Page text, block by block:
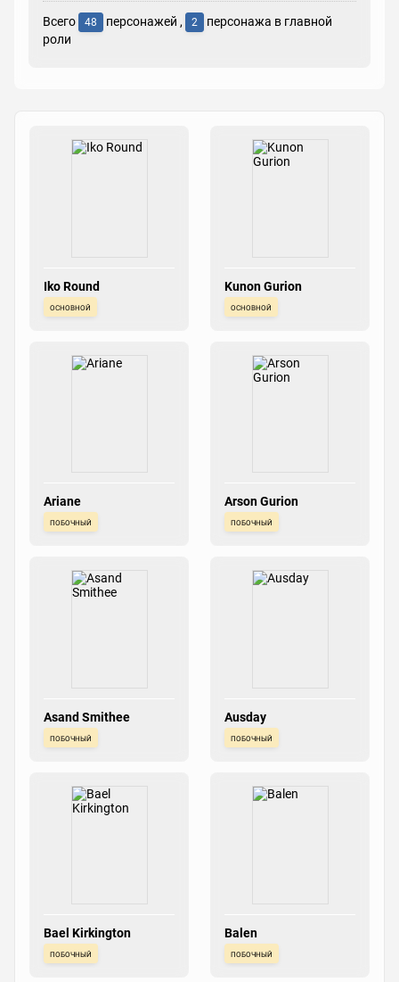
Всего 48 персонажей , 2
персонажа в главной
роли
Iko Round
основной
Kunon Gurion
основной
Ariane
побочный
Arson Gurion
побочный
Asand Smithee
побочный
Ausday
побочный
Bael Kirkington
побочный
Balen
побочный